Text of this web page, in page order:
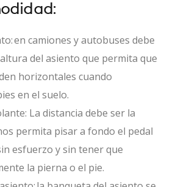
en camiones y autobuses debe
del asiento que permita que
horizontales cuando
en el suelo.
: La distancia debe ser la
permita pisar a fondo el pedal
esfuerzo y sin tener que
la pierna o el pie.